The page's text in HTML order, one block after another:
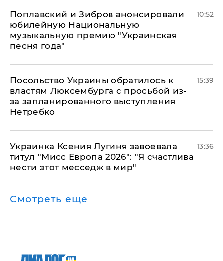
Поплавский и Зибров анонсировали
юбилейную Национальную
музыкальную премию "Украинская
песня года"
10:52
Посольство Украины обратилось к
властям Люксембурга с просьбой из-
за запланированного выступления
Нетребко
15:39
Украинка Ксения Лугиня завоевала
титул "Мисс Европа 2026": "Я счастлива
нести этот месседж в мир"
13:36
Смотреть ещё